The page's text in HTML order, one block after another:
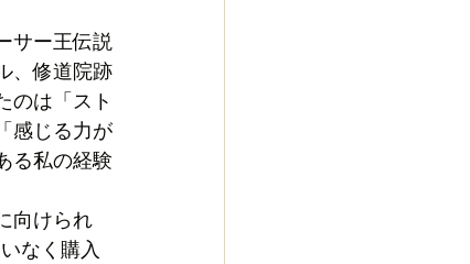
サー王伝説
、修道院跡
のは「スト
感じる力が
る私の経験
向けられ
なく購入